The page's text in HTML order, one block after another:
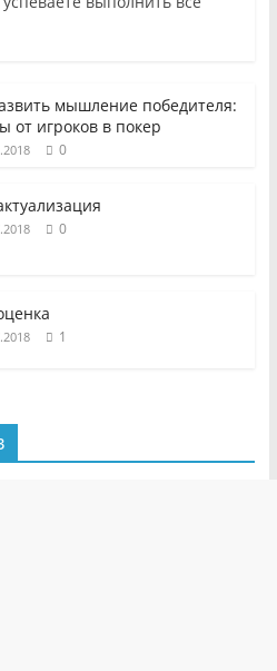
мышление победителя:
от игроков в покер
0
0
1